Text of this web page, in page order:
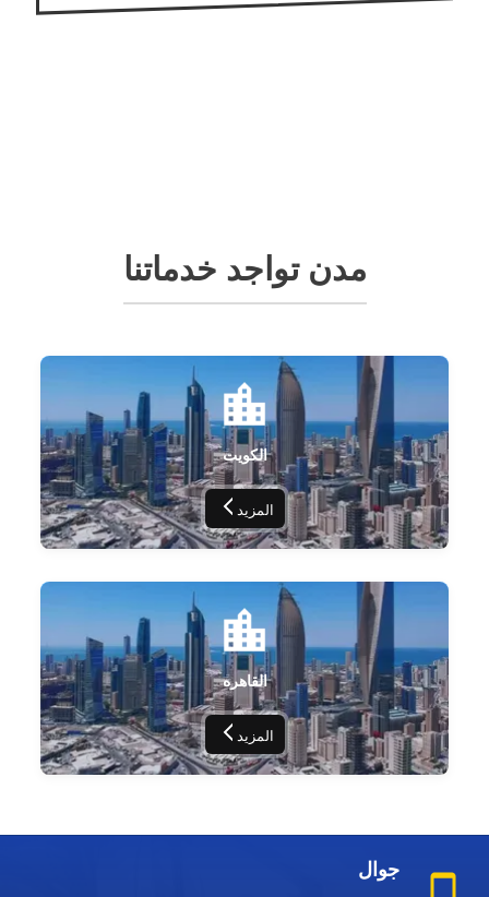
مدن تواجد خدماتنا
الكويت
المزيد
القاهره
المزيد
جوال